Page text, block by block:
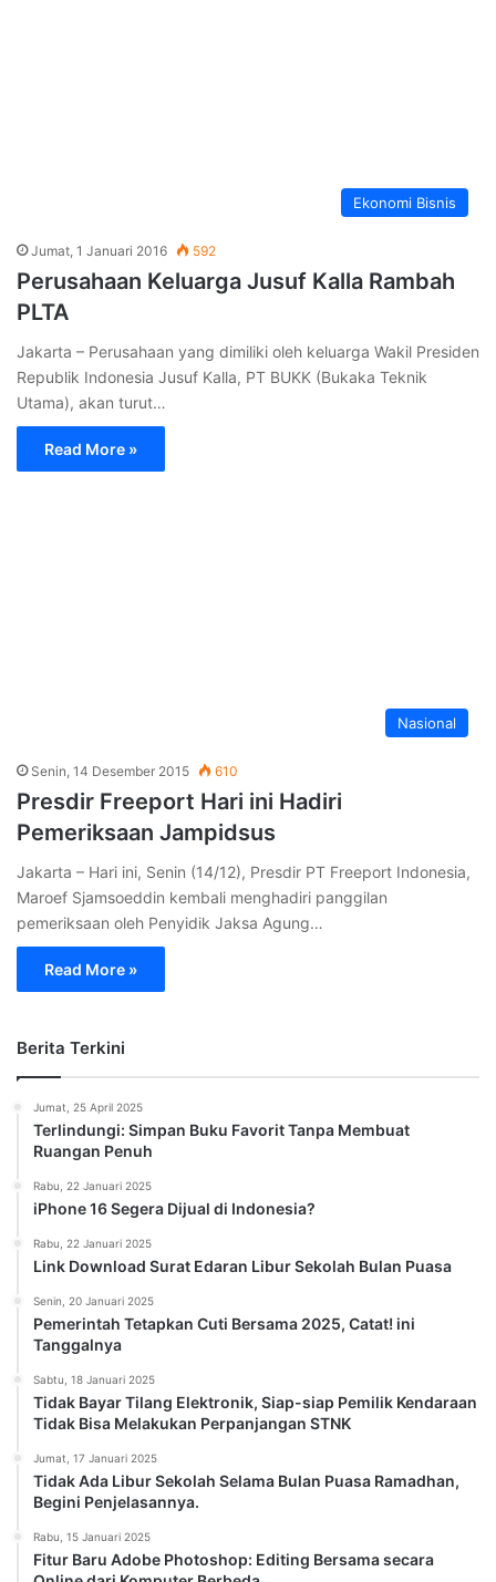
Ekonomi Bisnis
Jumat, 1 Januari 2016 592
Perusahaan Keluarga Jusuf Kalla Rambah
PLTA
Jakarta – Perusahaan yang dimiliki oleh keluarga Wakil Presiden
Republik Indonesia Jusuf Kalla, PT BUKK (Bukaka Teknik
Utama), akan turut…
Read More »
Nasional
Senin, 14 Desember 2015 610
Presdir Freeport Hari ini Hadiri
Pemeriksaan Jampidsus
Jakarta – Hari ini, Senin (14/12), Presdir PT Freeport Indonesia,
Maroef Sjamsoeddin kembali menghadiri panggilan
pemeriksaan oleh Penyidik Jaksa Agung…
Read More »
Berita Terkini
Jumat, 25 April 2025
Terlindungi: Simpan Buku Favorit Tanpa Membuat
Ruangan Penuh
Rabu, 22 Januari 2025
iPhone 16 Segera Dijual di Indonesia?
Rabu, 22 Januari 2025
Link Download Surat Edaran Libur Sekolah Bulan Puasa
Senin, 20 Januari 2025
Pemerintah Tetapkan Cuti Bersama 2025, Catat! ini
Tanggalnya
Sabtu, 18 Januari 2025
Tidak Bayar Tilang Elektronik, Siap-siap Pemilik Kendaraan
Tidak Bisa Melakukan Perpanjangan STNK
Jumat, 17 Januari 2025
Tidak Ada Libur Sekolah Selama Bulan Puasa Ramadhan,
Begini Penjelasannya.
Rabu, 15 Januari 2025
Fitur Baru Adobe Photoshop: Editing Bersama secara